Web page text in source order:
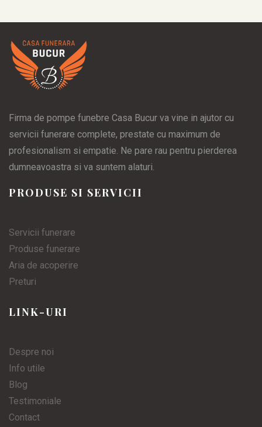
Firma de pompe funebre Casa Bucur va vine in ajutor cu
servicii funerare complete, prestate cu maximum de
profesionalism si empatie. Ne pare rau pentru pierderea
dumneavoastra si va suntem alaturi.
PRODUSE SI SERVICII
Servicii funerare
Produse funerare
Aria de acoperire
Preturi
LINK-URI
Despre noi
Info utile
Blog
Testimoniale
Contact